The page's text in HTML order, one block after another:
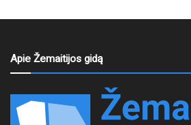
Apie Žemaitijos gidą